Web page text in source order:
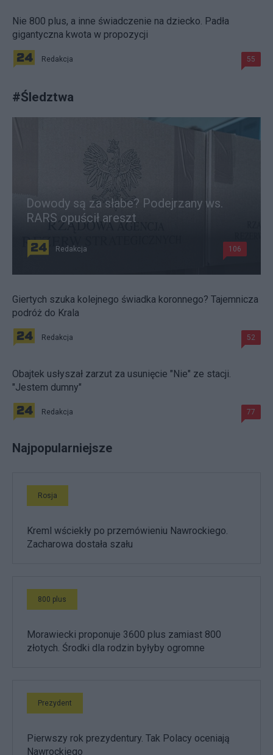
Nie 800 plus, a inne świadczenie na dziecko. Padła
gigantyczna kwota w propozycji
Redakcja 55
#Śledztwa
Dowody są za słabe? Podejrzany ws.
RARS opuścił areszt
Redakcja 106
Giertych szuka kolejnego świadka koronnego? Tajemnicza
podróż do Krala
Redakcja 52
Obajtek usłyszał zarzut za usunięcie "Nie" ze stacji.
"Jestem dumny"
Redakcja 77
Najpopularniejsze
Rosja
Kreml wściekły po przemówieniu Nawrockiego.
Zacharowa dostała szału
800 plus
Morawiecki proponuje 3600 plus zamiast 800
złotych. Środki dla rodzin byłyby ogromne
Prezydent
Pierwszy rok prezydentury. Tak Polacy oceniają
Nawrockiego